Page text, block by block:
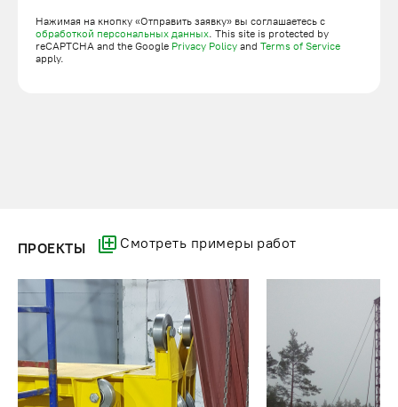
Нажимая на кнопку «Отправить заявку» вы соглашаетесь с
обработкой персональных данных. This site is protected by
reCAPTCHA and the Google Privacy Policy and Terms of Service
apply.
ПРОЕКТЫ Смотреть примеры работ